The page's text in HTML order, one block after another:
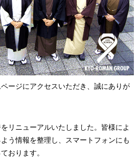
ージにアクセスいただき、誠にありが
リニューアルいたしました。皆様によ
う情報を整理し、スマートフォンにも
おります。